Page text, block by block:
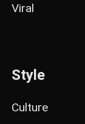
Viral
Style
Culture